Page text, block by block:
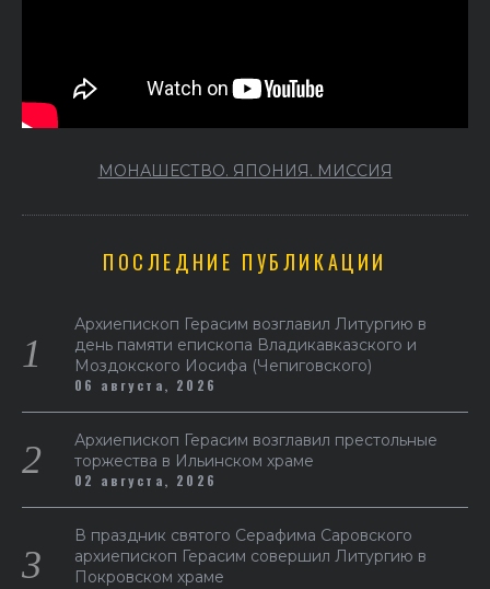
МОНАШЕСТВО. ЯПОНИЯ. МИССИЯ
ПОСЛЕДНИЕ ПУБЛИКАЦИИ
Архиепископ Герасим возглавил Литургию в
день памяти епископа Владикавказского и
Моздокского Иосифа (Чепиговского)
06 августа, 2026
Архиепископ Герасим возглавил престольные
торжества в Ильинском храме
02 августа, 2026
В праздник святого Серафима Саровского
архиепископ Герасим совершил Литургию в
Покровском храме